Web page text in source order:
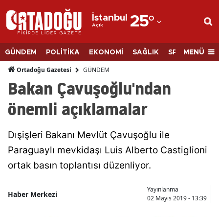
İstanbul
Açık 25°
Adana
Adıyaman
Afyonkarahisar
Ağrı
Amasya
Ankara
Antalya
Artvin
GÜNDEM POLİTİKA EKONOMİ SAĞLIK SPORMENÜ
Ortadoğu Gazetesi GÜNDEM
Bakan Çavuşoğlu'ndan
önemli açıklamalar
Dışişleri Bakanı Mevlüt Çavuşoğlu ile
Paraguaylı mevkidaşı Luis Alberto Castiglioni
ortak basın toplantısı düzenliyor.
Haber Merkezi
Yayınlanma
02 Mayıs 2019 - 13:39